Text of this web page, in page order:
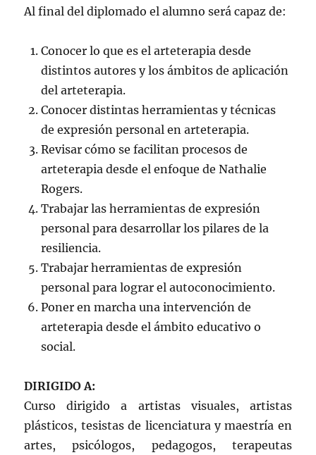
Al final del diplomado el alumno será capaz de:
Conocer lo que es el arteterapia desde
distintos autores y los ámbitos de aplicación
del arteterapia.
Conocer distintas herramientas y técnicas
de expresión personal en arteterapia.
Revisar cómo se facilitan procesos de
arteterapia desde el enfoque de Nathalie
Rogers.
Trabajar las herramientas de expresión
personal para desarrollar los pilares de la
resiliencia.
Trabajar herramientas de expresión
personal para lograr el autoconocimiento.
Poner en marcha una intervención de
arteterapia desde el ámbito educativo o
social.
DIRIGIDO A:
Curso dirigido a artistas visuales, artistas
plásticos, tesistas de licenciatura y maestría en
artes, psicólogos, pedagogos, terapeutas